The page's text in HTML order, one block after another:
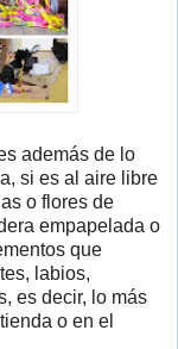
además de lo
si es al aire libre
o flores de
empapelada o
que
labios,
es decir, lo más
o en el